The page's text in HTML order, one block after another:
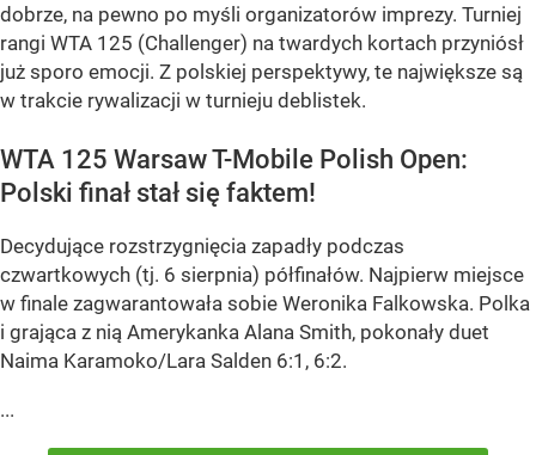
dobrze, na pewno po myśli organizatorów imprezy. Turniej
rangi WTA 125 (Challenger) na twardych kortach przyniósł
już sporo emocji. Z polskiej perspektywy, te największe są
w trakcie rywalizacji w turnieju deblistek.
WTA 125 Warsaw T-Mobile Polish Open:
Polski finał stał się faktem!
Decydujące rozstrzygnięcia zapadły podczas
czwartkowych (tj. 6 sierpnia) półfinałów. Najpierw miejsce
w finale zagwarantowała sobie Weronika Falkowska. Polka
i grająca z nią Amerykanka Alana Smith, pokonały duet
Naima Karamoko/Lara Salden 6:1, 6:2.
...